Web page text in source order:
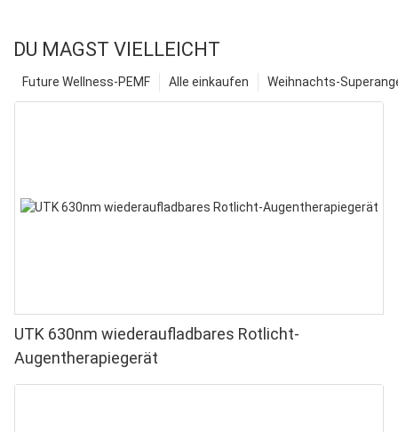
DU MAGST VIELLEICHT
Weihnachts-
Alle einkaufen
Future Wellness-PEMF
UTK 630nm wiederaufladbares Rotlicht-
Augentherapiegerät